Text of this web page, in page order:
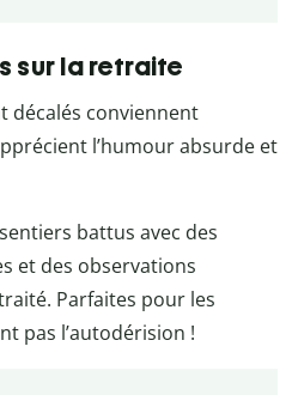
sur la retraite
décalés conviennent
l’humour absurde et
battus avec des
et des observations
Parfaites pour les
pas l’autodérision !